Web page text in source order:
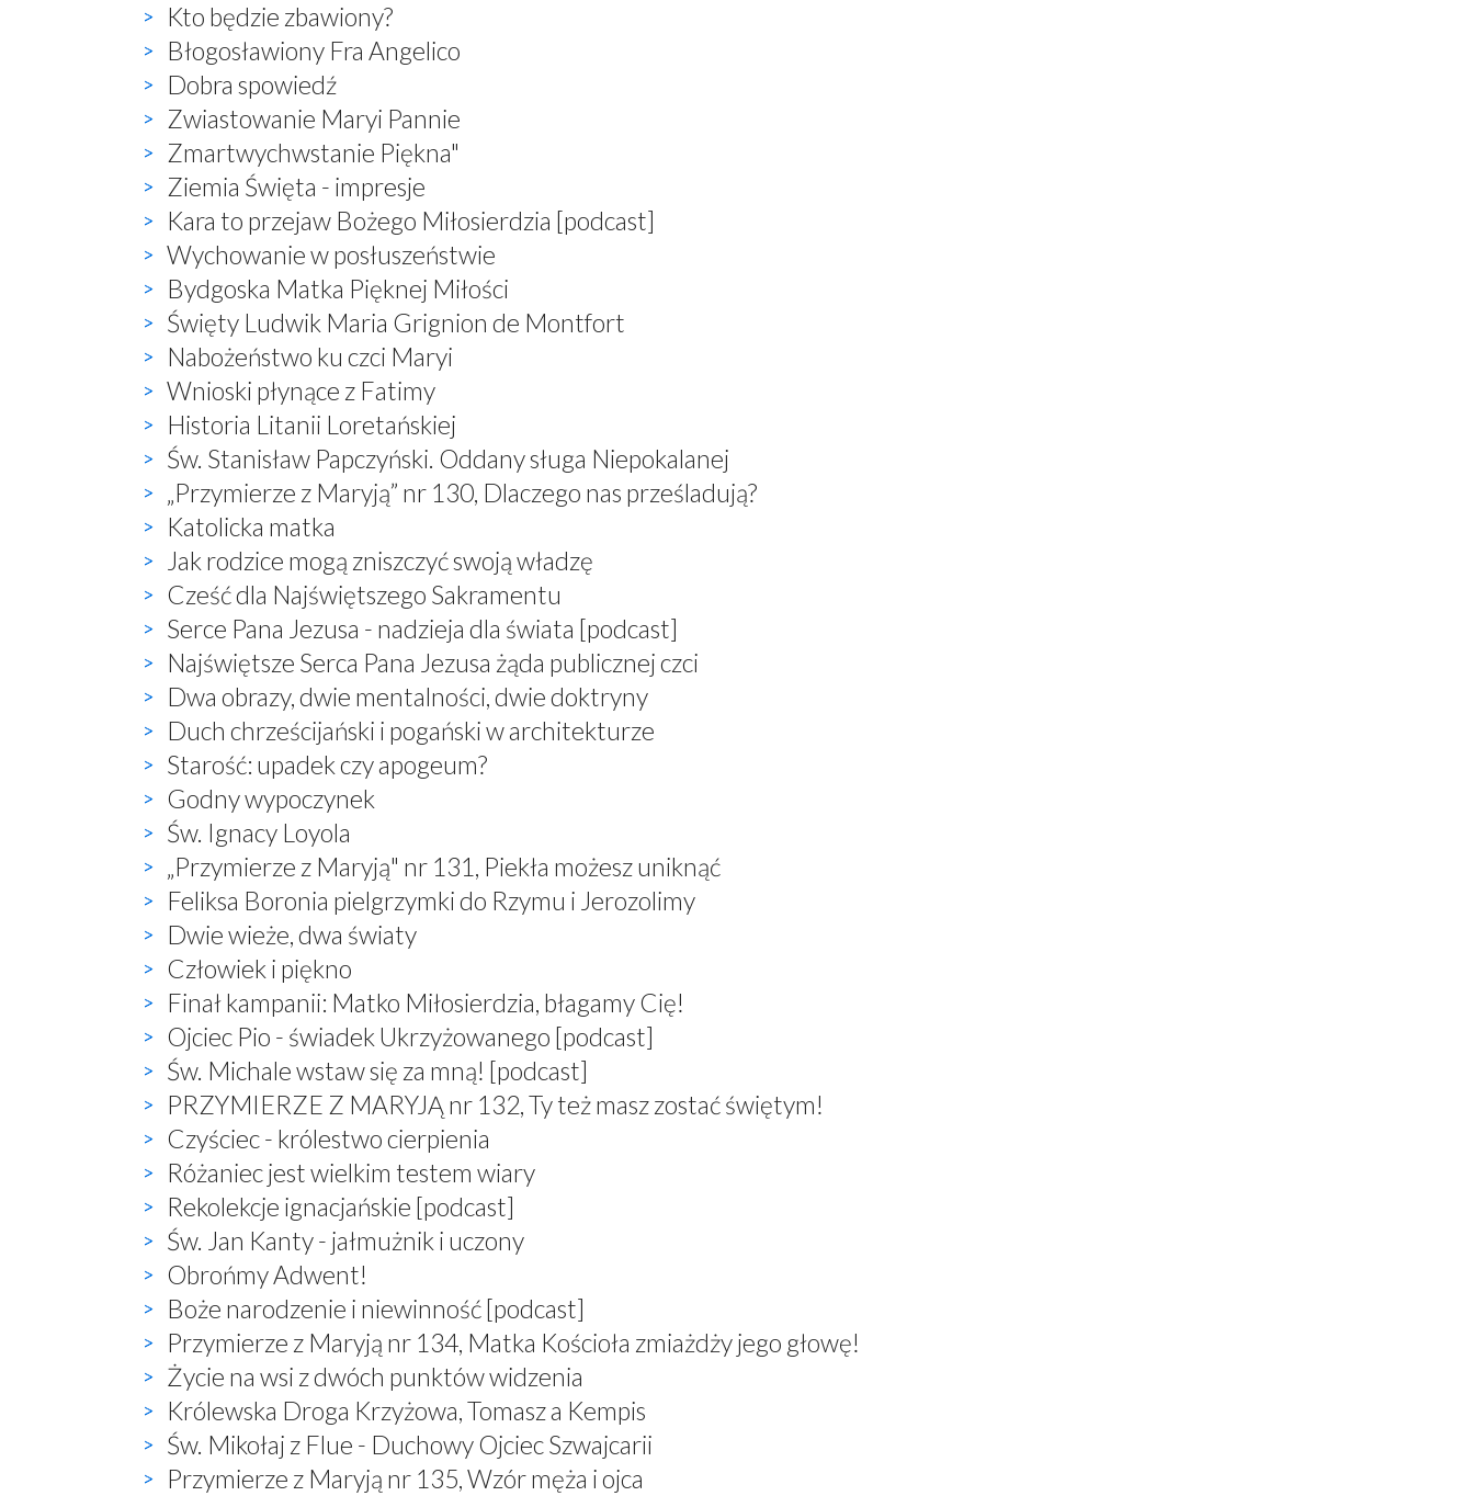
Kto będzie zbawiony?
Błogosławiony Fra Angelico
Dobra spowiedź
Zwiastowanie Maryi Pannie
Zmartwychwstanie Piękna"
Ziemia Święta - impresje
Kara to przejaw Bożego Miłosierdzia [podcast]
Wychowanie w posłuszeństwie
Bydgoska Matka Pięknej Miłości
Święty Ludwik Maria Grignion de Montfort
Nabożeństwo ku czci Maryi
Wnioski płynące z Fatimy
Historia Litanii Loretańskiej
Św. Stanisław Papczyński. Oddany sługa Niepokalanej
„Przymierze z Maryją” nr 130, Dlaczego nas prześladują?
Katolicka matka
Jak rodzice mogą zniszczyć swoją władzę
Cześć dla Najświętszego Sakramentu
Serce Pana Jezusa - nadzieja dla świata [podcast]
Najświętsze Serca Pana Jezusa żąda publicznej czci
Dwa obrazy, dwie mentalności, dwie doktryny
Duch chrześcijański i pogański w architekturze
Starość: upadek czy apogeum?
Godny wypoczynek
Św. Ignacy Loyola
„Przymierze z Maryją" nr 131, Piekła możesz uniknąć
Feliksa Boronia pielgrzymki do Rzymu i Jerozolimy
Dwie wieże, dwa światy
Człowiek i piękno
Finał kampanii: Matko Miłosierdzia, błagamy Cię!
Ojciec Pio - świadek Ukrzyżowanego [podcast]
Św. Michale wstaw się za mną! [podcast]
PRZYMIERZE Z MARYJĄ nr 132, Ty też masz zostać świętym!
Czyściec - królestwo cierpienia
Różaniec jest wielkim testem wiary
Rekolekcje ignacjańskie [podcast]
Św. Jan Kanty - jałmużnik i uczony
Obrońmy Adwent!
Boże narodzenie i niewinność [podcast]
Przymierze z Maryją nr 134, Matka Kościoła zmiażdży jego głowę!
Życie na wsi z dwóch punktów widzenia
Królewska Droga Krzyżowa, Tomasz a Kempis
Św. Mikołaj z Flue - Duchowy Ojciec Szwajcarii
Przymierze z Maryją nr 135, Wzór męża i ojca